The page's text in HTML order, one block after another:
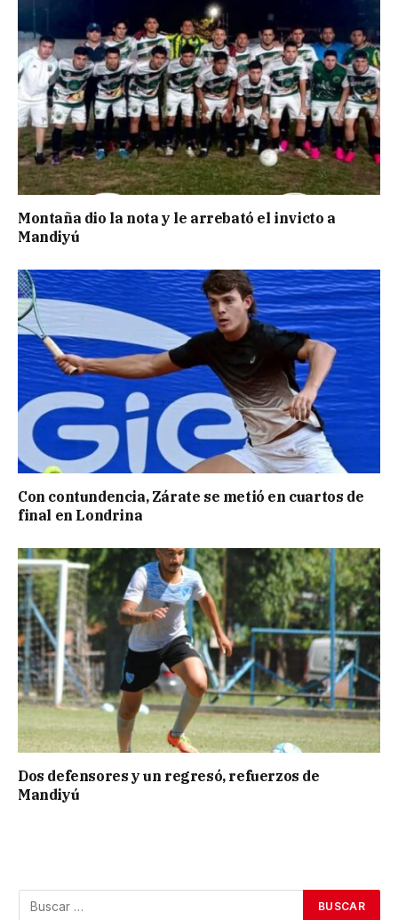
Montaña dio la nota y le arrebató el invicto a
Mandiyú
Con contundencia, Zárate se metió en cuartos de
final en Londrina
Dos defensores y un regresó, refuerzos de
Mandiyú